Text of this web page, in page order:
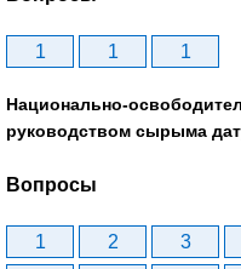
1 1 1
Национально-
руководством сырыма
Вопросы
1 2 3